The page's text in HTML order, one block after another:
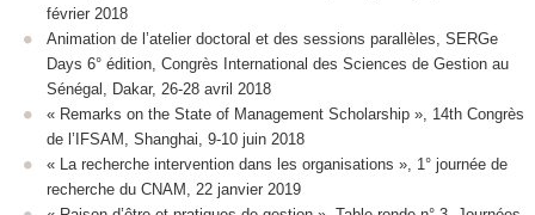
février 2018
Animation de l’atelier doctoral et des sessions parallèles, SERGe
Days 6° édition, Congrès International des Sciences de Gestion au
Sénégal, Dakar, 26-28 avril 2018
« Remarks on the State of Management Scholarship », 14th Congrès
de l’IFSAM, Shanghai, 9-10 juin 2018
« La recherche intervention dans les organisations », 1° journée de
recherche du CNAM, 22 janvier 2019